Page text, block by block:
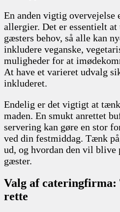
En anden vigtig overvejelse
allergier. Det er essentielt
gæsters behov, så alle kan
inkludere veganske,
muligheder for at
At have et varieret udvalg
inkluderet.
Endelig er det vigtigt at
maden. En smukt anrettet
servering kan gøre en stor
ved din festmiddag. Tænk
ud, og hvordan den vil blive
gæster.
Valg af
rette